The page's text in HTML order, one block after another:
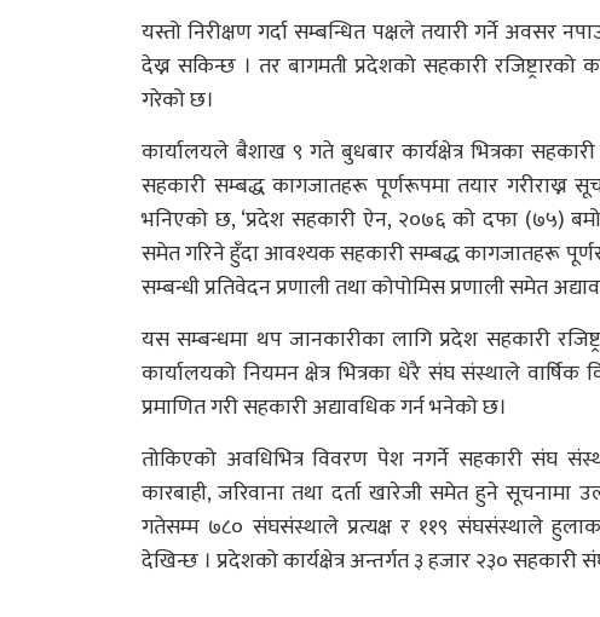
यस्तो निरीक्षण गर्दा सम्बन्धित पक्षले तयारी गर्ने
देख्न सकिन्छ । तर बागमती प्रदेशको सहकारी
गरेको छ।
कार्यालयले बैशाख ९ गते बुधबार कार्यक्षेत्र भित्रका
सहकारी सम्बद्ध कागजातहरू पूर्णरूपमा तयार गरीराख्न
भनिएको छ, ‘प्रदेश सहकारी ऐन, २०७६ को दफा (७५)
समेत गरिने हुँदा आवश्यक सहकारी सम्बद्ध कागजातहरू
सम्बन्धी प्रतिवेदन प्रणाली तथा कोपोमिस प्रणाली समेत
यस सम्बन्धमा थप जानकारीका लागि प्रदेश सहकारी
कार्यालयको नियमन क्षेत्र भित्रका धेरै संघ संस्थाले
प्रमाणित गरी सहकारी अद्यावधिक गर्न भनेको छ।
तोकिएको अवधिभित्र विवरण पेश नगर्ने सहकारी संघ
कारबाही, जरिवाना तथा दर्ता खारेजी समेत हुने
गतेसम्म ७८० संघसंस्थाले प्रत्यक्ष र ११९ संघसंस्थाले
देखिन्छ । प्रदेशको कार्यक्षेत्र अन्तर्गत ३ हजार २३०